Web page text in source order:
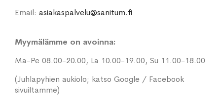
Email: asiakaspalvelu@sanitum.fi
Myymälämme on avoinna:
Ma-Pe 08.00-20.00, La 10.00-19.00, Su 11.00-18.00
(Juhlapyhien aukiolo; katso Google / Facebook
sivuiltamme)